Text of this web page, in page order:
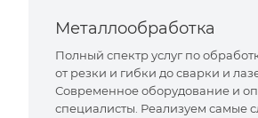
Металлообработка
Полный спектр услуг по
от резки и гибки до сварки и
Современное оборудование и
специалисты. Реализуем самые